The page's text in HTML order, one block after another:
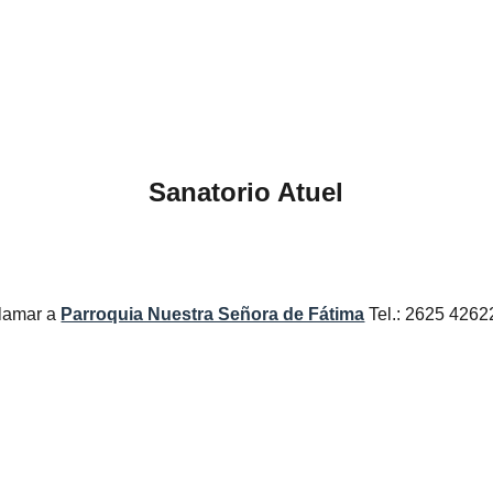
Sanatorio Atuel
a Parroquia Nuestra Señora de Fátima Tel.: 2625